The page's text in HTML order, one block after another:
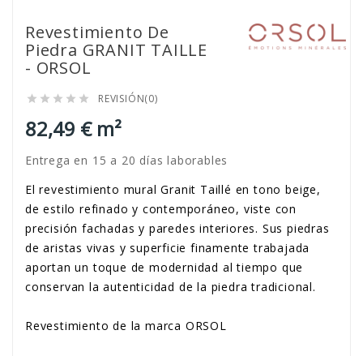
Revestimiento De
Piedra GRANIT TAILLE
- ORSOL
     REVISIÓN(0)
82,49 € m²
Entrega en 15 a 20 días laborables
El revestimiento mural Granit Taillé en tono beige,
de estilo refinado y contemporáneo, viste con
precisión fachadas y paredes interiores. Sus piedras
de aristas vivas y superficie finamente trabajada
aportan un toque de modernidad al tiempo que
conservan la autenticidad de la piedra tradicional.
Revestimiento de la marca ORSOL